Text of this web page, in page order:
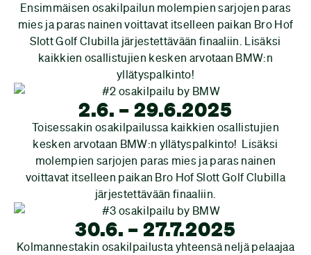
Ensimmäisen osakilpailun molempien sarjojen paras
mies ja paras nainen voittavat itselleen paikan Bro Hof
Slott Golf Clubilla järjestettävään finaaliin. Lisäksi
kaikkien osallistujien kesken arvotaan BMW:n
yllätyspalkinto!
2.6. – 29.6.2025
Toisessakin osakilpailussa kaikkien osallistujien
kesken arvotaan BMW:n yllätyspalkinto! Lisäksi
molempien sarjojen paras mies ja paras nainen
voittavat itselleen paikan Bro Hof Slott Golf Clubilla
järjestettävään finaaliin.
30.6. – 27.7.2025
Kolmannestakin osakilpailusta yhteensä neljä pelaajaa